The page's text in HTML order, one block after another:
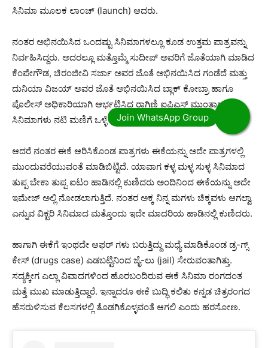
ಸಿನಿಮಾ ಮೂಲಕ ಲಾಂಚ್ (launch) ಆದರು.
ನಂತರ ಅಭಿನಯಿಸಿದ ಒಂದಷ್ಟು ಸಿನಿಮಾಗಳಲ್ಲೂ ಕೂಡ ಉತ್ತಮ ಪಾತ್ರವನ್ನು
ನಿರ್ವಹಿಸಿದ್ದರು. ಅದರಲ್ಲೂ ಮತ್ತೊಮ್ಮೆ ಸುದೀಪ್ ಅವರಿಗೆ ಜೊತೆಯಾಗಿ ಮಾಡಿದ
ಕೆಂಪೇಗೌಡ, ಚಿರಂಜೀವಿ ಸರ್ಜಾ ಅವರ ಜೊತೆ ಅಭಿನಯಿಸಿದ ಗಂಡೆದೆ ಮತ್ತು
ದುನಿಯಾ ವಿಜಯ್ ಅವರ ಜೊತೆ ಅಭಿನಯಿಸಿದ ಬ್ಲಾಕ್ ಕೋಬ್ರಾ ಹಾಗೂ
ಪೊಲೀಸ್ ಅಧಿಕಾರಿಯಾಗಿ ಆರ್ಭಟಿಸಿದ್ದ ರಾಗಿಣಿ ಐಪಿಎಸ್ ಮುಂತಾದ
ಸಿನಿಮಾಗಳು ನಟಿ ಮಣಿಗೆ ಒಳ್ಳೆ ಇಮೇಜ್ ಅನ್ನು ತಂದು ಕೊಟ್ಟಿದ್ದವು.
ಆದರೆ ನಂತರ ಈಕೆ ಆರಿಸಿಕೊಂಡ ಪಾತ್ರಗಳು ಈಕೆಯನ್ನು ಅದೇ ಪಾತ್ರಗಳಲ್ಲಿ
ಮುಂದುವರೆಯುವಂತೆ ಮಾಡಿಬಿಟ್ಟಿದೆ. ಯಾವಾಗ ಕಳ್ಳ ಮಳ್ಳ ಸುಳ್ಳ ಸಿನಿಮಾದ
ತುಪ್ಪ ಬೇಕಾ ತುಪ್ಪ ಐಟಂ ಹಾಡಿನಲ್ಲಿ ಕುಣಿದರು ಅಂದಿನಿಂದ ಈಕೆಯನ್ನು ಅದೇ
ಇಮೇಜ್ ಅಲ್ಲಿ ನೋಡಲಾಗುತ್ತಿದೆ. ನಂತರ ಅಕ್ಕ ನಿನ್ನ ಮಗಳು ಚಿಕ್ಕವಳು ಆಗಲ್ವಾ
ಎನ್ನುವ ವಿಕ್ಟರಿ ಸಿನಿಮಾದ ಮತ್ತೊಂದು ಇದೇ ಮಾದರಿಯ ಹಾಡಿನಲ್ಲಿ ಕುಣಿದರು.
ಹಾಗಾಗಿ ಈಕೆಗೆ ಇಂಥದೇ ಆಫರ್ ಗಳು ಬರುತ್ತಿದ್ದು ಮಧ್ಯೆ ಮಾಡಿಕೊಂಡ ಡ್ರ-ಗ್ಸ್
ಕೇಸ್ (drugs case) ಎಡಬಟ್ಟಿನಿಂದ ಜೈ-ಲು (jail) ಸೇರುವಂತಾಗಿತ್ತು.
ಸದ್ಯಕ್ಕೀಗ ಎಲ್ಲಾ ವಿವಾದಗಳಿಂದ ಹೊರಬಂದಿರುವ ಈಕೆ ಸಿನಿಮಾ ರಂಗದಂತ
ಮತ್ತೆ ಮುಖ ಮಾಡುತ್ತಿದ್ದಾರೆ. ಇನ್ನಾದರೂ ಈಕೆ ಬುದ್ಧಿ ಕಲಿತು ಕನ್ನಡ ಚಿತ್ರರಂಗದ
ಹೆಸರುಳಿಸುವ ಕೆಲಸಗಳಲ್ಲಿ ತೊಡಗಿಕೊಳ್ಳವಂತೆ ಆಗಲಿ ಎಂದು ಹರಸೋಣ.